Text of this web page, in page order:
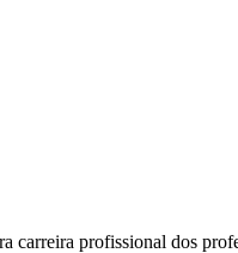
carreira profissional dos